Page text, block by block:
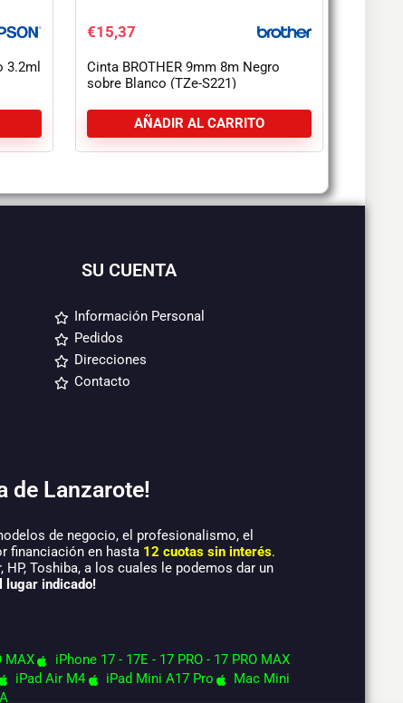
3.2ml
€15,37
Cinta BROTHER 9mm 8m Negro
sobre Blanco (TZe-S221)
AÑADIR AL CARRITO
SU CUENTA
Información Personal
Pedidos
Direcciones
Contacto
de Lanzarote!
de negocio, el profesionalismo, el
financiación en hasta 12 cuotas sin interés.
Toshiba, a los cuales le podemos dar un
lugar indicado!
MAX
iPhone 17 - 17E - 17 PRO - 17 PRO MAX
iPad Air M4 iPad Mini A17 Pro
Mac Mini